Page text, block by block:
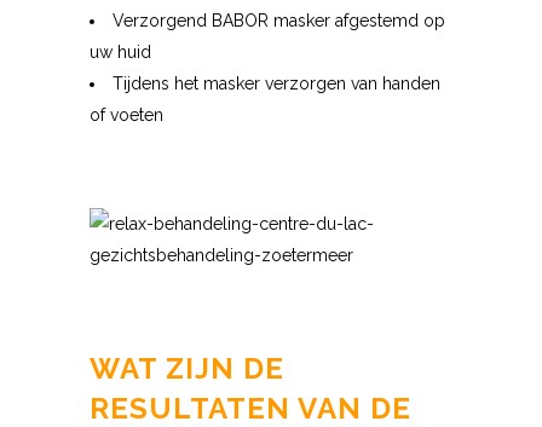
Verzorgend BABOR masker afgestemd op
uw huid
Tijdens het masker verzorgen van handen
of voeten
WAT ZIJN DE
RESULTATEN VAN DE